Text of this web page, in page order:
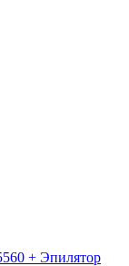
+ Эпилятор